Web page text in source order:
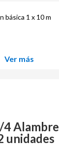
básica 1 x 10 m
Ver más
Alambre
unidades